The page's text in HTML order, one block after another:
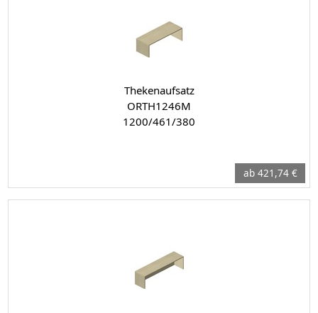
Thekenaufsatz
ORTH1246M
1200/461/380
ab 421,74 €